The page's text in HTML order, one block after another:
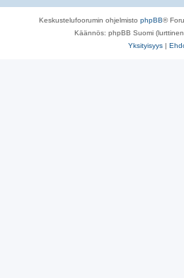
Keskustelufoorumin ohjelmisto phpBB®
Käännös: phpBB Suomi
Yksityisyys |